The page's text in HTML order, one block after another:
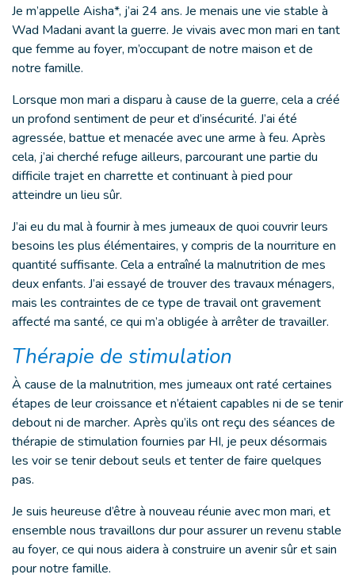
Je m’appelle Aisha*, j’ai 24 ans. Je menais une vie stable à
Wad Madani avant la guerre. Je vivais avec mon mari en tant
que femme au foyer, m’occupant de notre maison et de
notre famille.
Lorsque mon mari a disparu à cause de la guerre, cela a créé
un profond sentiment de peur et d’insécurité. J’ai été
agressée, battue et menacée avec une arme à feu. Après
cela, j’ai cherché refuge ailleurs, parcourant une partie du
difficile trajet en charrette et continuant à pied pour
atteindre un lieu sûr.
J’ai eu du mal à fournir à mes jumeaux de quoi couvrir leurs
besoins les plus élémentaires, y compris de la nourriture en
quantité suffisante. Cela a entraîné la malnutrition de mes
deux enfants. J’ai essayé de trouver des travaux ménagers,
mais les contraintes de ce type de travail ont gravement
affecté ma santé, ce qui m’a obligée à arrêter de travailler.
Thérapie de stimulation
À cause de la malnutrition, mes jumeaux ont raté certaines
étapes de leur croissance et n’étaient capables ni de se tenir
debout ni de marcher. Après qu’ils ont reçu des séances de
thérapie de stimulation fournies par HI, je peux désormais
les voir se tenir debout seuls et tenter de faire quelques
pas.
Je suis heureuse d’être à nouveau réunie avec mon mari, et
ensemble nous travaillons dur pour assurer un revenu stable
au foyer, ce qui nous aidera à construire un avenir sûr et sain
pour notre famille.